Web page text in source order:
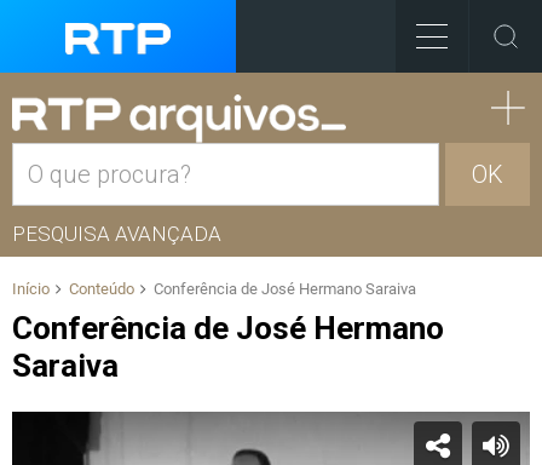
OK
PESQUISA AVANÇADA
Início Conteúdo Conferência de José Hermano Saraiva
Conferência de José Hermano
Saraiva